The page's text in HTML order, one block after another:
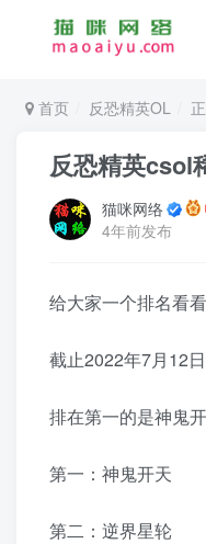
首页 反恐精英OL
反恐精英csol
猫咪网络
4年前发布
给大家一个排名看
截止2022年7月12
排在第一的是神鬼
第一：神鬼开天
第二：逆界星轮